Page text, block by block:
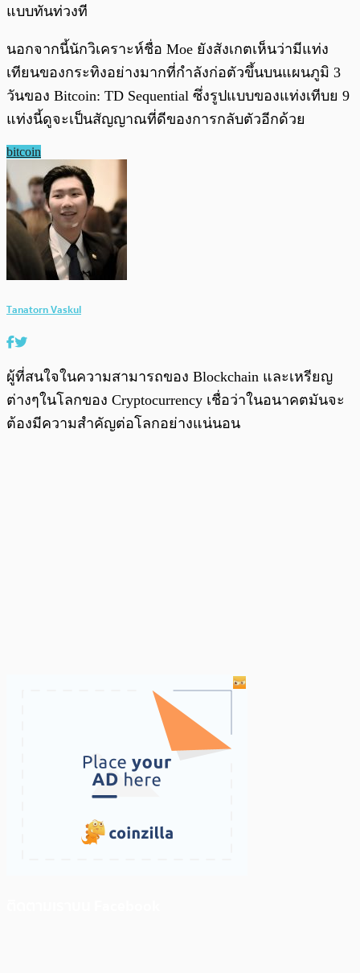
แบบทันท่วงที
นอกจากนี้นักวิเคราะห์ชื่อ Moe ยังสังเกตเห็นว่ามีแท่ง
เทียนของกระทิงอย่างมากที่กำลังก่อตัวขึ้นบนแผนภูมิ 3
วันของ Bitcoin: TD Sequential ซึ่งรูปแบบของแท่งเทีบย 9
แท่งนี้ดูจะเป็นสัญญาณที่ดีของการกลับตัวอีกด้วย
bitcoin
Tanatorn Vaskul
ผู้ที่สนใจในความสามารถของ Blockchain และเหรียญ
ต่างๆในโลกของ Cryptocurrency เชื่อว่าในอนาคตมันจะ
ต้องมีความสำคัญต่อโลกอย่างแน่นอน